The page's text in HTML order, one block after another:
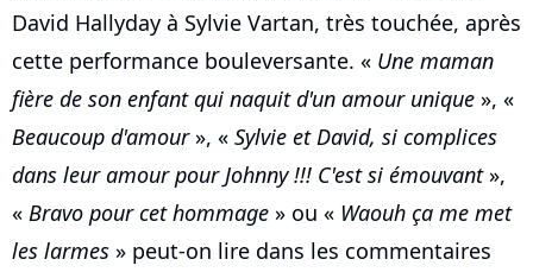
David Hallyday à Sylvie Vartan, très touchée, après
cette performance bouleversante. « Une maman
fière de son enfant qui naquit d'un amour unique », «
Beaucoup d'amour», « Sylvie et David, si complices
dans leur amour pour Johnny !!! C'est si émouvant»,
« Bravo pour cet hommage » ou « Waouh ça me met
les larmes » peut-on lire dans les commentaires